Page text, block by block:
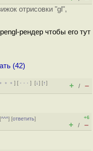
отрисовки "gl",
рендер чтобы его тут
(42)
﹢﹢﹢] [ · · ·][↓] [↑]
+ / –
^^^] [ответить]
+6
+ / –